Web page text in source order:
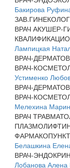
Бакирова
ВРАЧ АКУШЕР-
Лампицкая
ВРАЧ-
ВРАЧ-
Устименко
ВРАЧ-
ВРАЧ-
Мелехина
ВРАЧ
Белашкина
ВРАЧ-
Лобанова Алена